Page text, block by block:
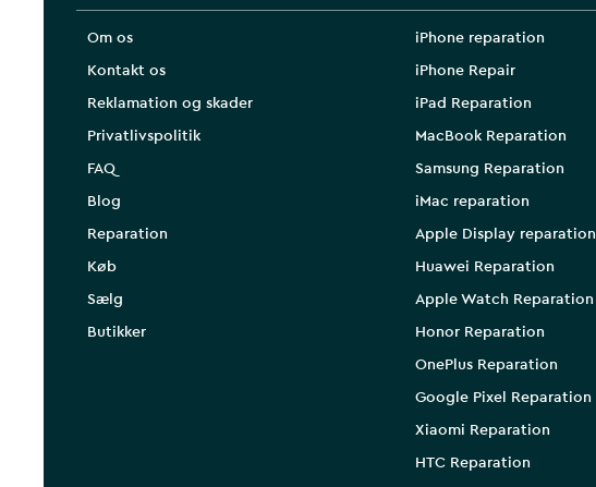
Om os
Kontakt os
Reklamation og skader
Privatlivspolitik
FAQ
Blog
Reparation
Køb
Sælg
Butikker
iPhone reparation
iPhone Repair
iPad Reparation
MacBook Reparation
Samsung Reparation
iMac reparation
Apple Display reparation
Huawei Reparation
Apple Watch Reparation
Honor Reparation
OnePlus Reparation
Google Pixel Reparation
Xiaomi Reparation
HTC Reparation